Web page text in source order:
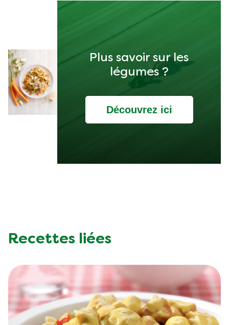
Plus savoir sur les
légumes ?
Découvrez ici
Recettes liées